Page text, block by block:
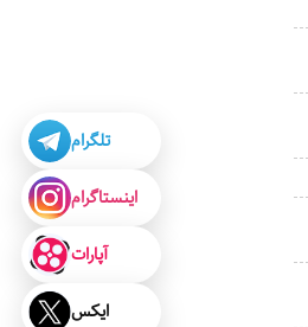
تلگرام
اینستاگرام
آپارات
ایکس